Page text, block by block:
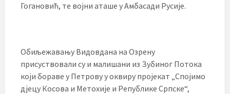
Гогановић, те војни аташе у Амбасади Русије.
Обиљежавању Видовдана на Озрену
присуствовали су и малишани из Зубиног Потока
који бораве у Петрову у оквиру пројекат „Спојимо
дјецу Косова и Метохије и Републике Српске“,